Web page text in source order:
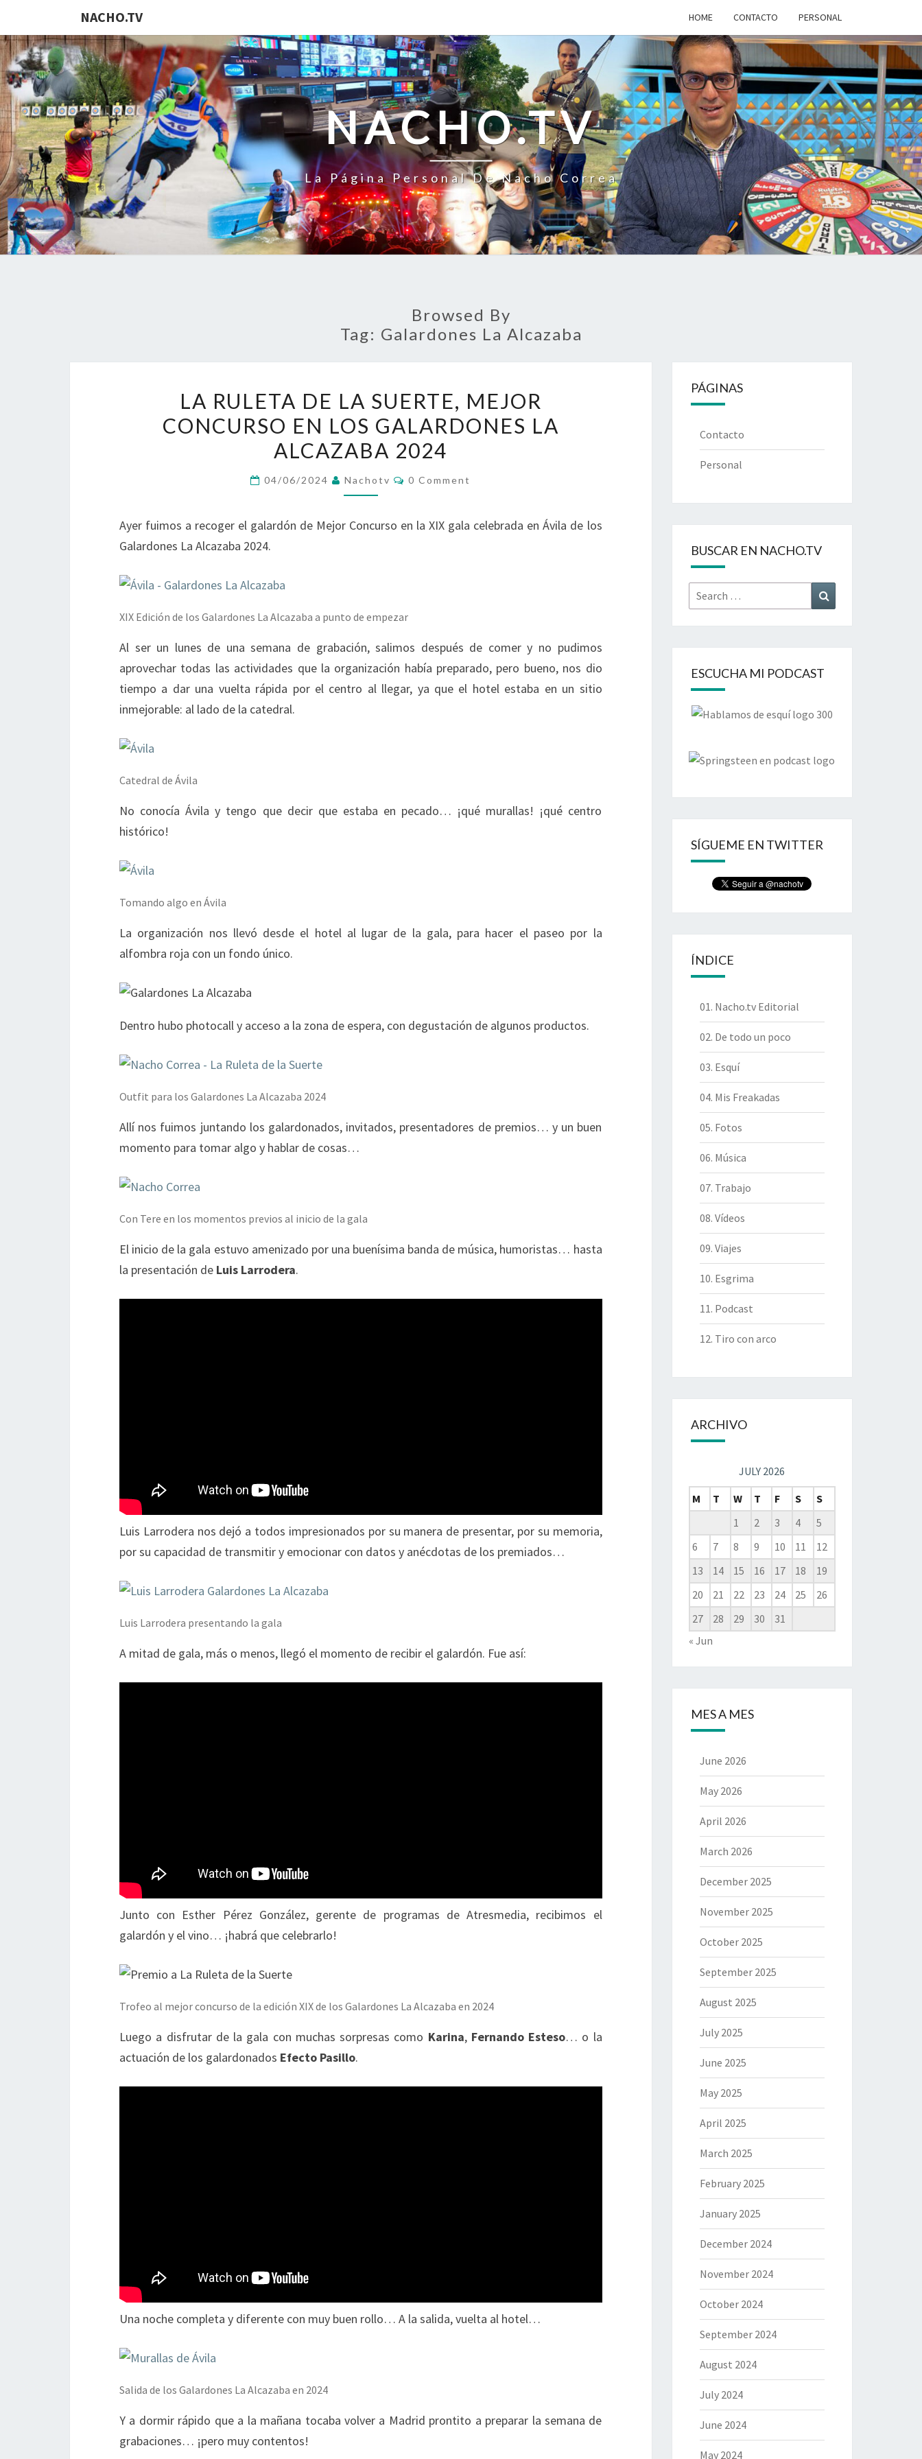
NACHO.TV HOME CONTACTO PERSONAL
NACHO.TV
La Página Personal De Nacho Correa
Browsed By
Tag: Galardones La Alcazaba
RULETA
DE
LA
MEJOR
EN
LA RULETA DE LA SUERTE, MEJOR
CONCURSO EN LOS GALARDONES LA
ALCAZABA 2024
04/06/2024 Nachotv Comments
0 Comment
Ayer fuimos a recoger el galardón de Mejor Concurso en la XIX gala celebrada en Ávila de los
Galardones La Alcazaba 2024.
XIX Edición de los Galardones La Alcazaba a punto de empezar
Al ser un lunes de una semana de grabación, salimos después de comer y no pudimos
aprovechar todas las actividades que la organización había preparado, pero bueno, nos dio
tiempo a dar una vuelta rápida por el centro al llegar, ya que el hotel estaba en un sitio
inmejorable: al lado de la catedral.
Catedral de Ávila
No conocía Ávila y tengo que decir que estaba en pecado… ¡qué murallas! ¡qué centro
histórico!
Tomando algo en Ávila
La organización nos llevó desde el hotel al lugar de la gala, para hacer el paseo por la
alfombra roja con un fondo único.
Dentro hubo photocall y acceso a la zona de espera, con degustación de algunos productos.
Outfit para los Galardones La Alcazaba 2024
Allí nos fuimos juntando los galardonados, invitados, presentadores de premios… y un buen
momento para tomar algo y hablar de cosas…
Con Tere en los momentos previos al inicio de la gala
El inicio de la gala estuvo amenizado por una buenísima banda de música, humoristas… hasta
la presentación de Luis Larrodera.
Luis Larrodera nos dejó a todos impresionados por su manera de presentar, por su memoria,
por su capacidad de transmitir y emocionar con datos y anécdotas de los premiados…
Luis Larrodera presentando la gala
A mitad de gala, más o menos, llegó el momento de recibir el galardón. Fue así:
Junto con Esther Pérez González, gerente de programas de Atresmedia, recibimos el
galardón y el vino… ¡habrá que celebrarlo!
Trofeo al mejor concurso de la edición XIX de los Galardones La Alcazaba en 2024
Luego a disfrutar de la gala con muchas sorpresas como Karina, Fernando Esteso… o la
actuación de los galardonados Efecto Pasillo.
Una noche completa y diferente con muy buen rollo… A la salida, vuelta al hotel…
Salida de los Galardones La Alcazaba en 2024
Y a dormir rápido que a la mañana tocaba volver a Madrid prontito a preparar la semana de
grabaciones… ¡pero muy contentos!
PÁGINAS
Contacto
Personal
BUSCAR EN NACHO.TV
Search
for:
ESCUCHA MI PODCAST
SÍGUEME EN TWITTER
ÍNDICE
01. Nacho.tv Editorial
02. De todo un poco
03. Esquí
04. Mis Freakadas
05. Fotos
06. Música
07. Trabajo
08. Vídeos
09. Viajes
10. Esgrima
11. Podcast
12. Tiro con arco
ARCHIVO
JULY 2026
M
T W T F S
S
1
2 3 4
5
6
7 8 9 10 11
12
13
14 15 16 17 18
19
20
21 22 23 24 25
26
27
28 29 30
31
« Jun
MES A MES
June 2026
May 2026
April 2026
March 2026
December 2025
November 2025
October 2025
September 2025
August 2025
July 2025
June 2025
May 2025
April 2025
March 2025
February 2025
January 2025
December 2024
November 2024
October 2024
September 2024
August 2024
July 2024
June 2024
May 2024